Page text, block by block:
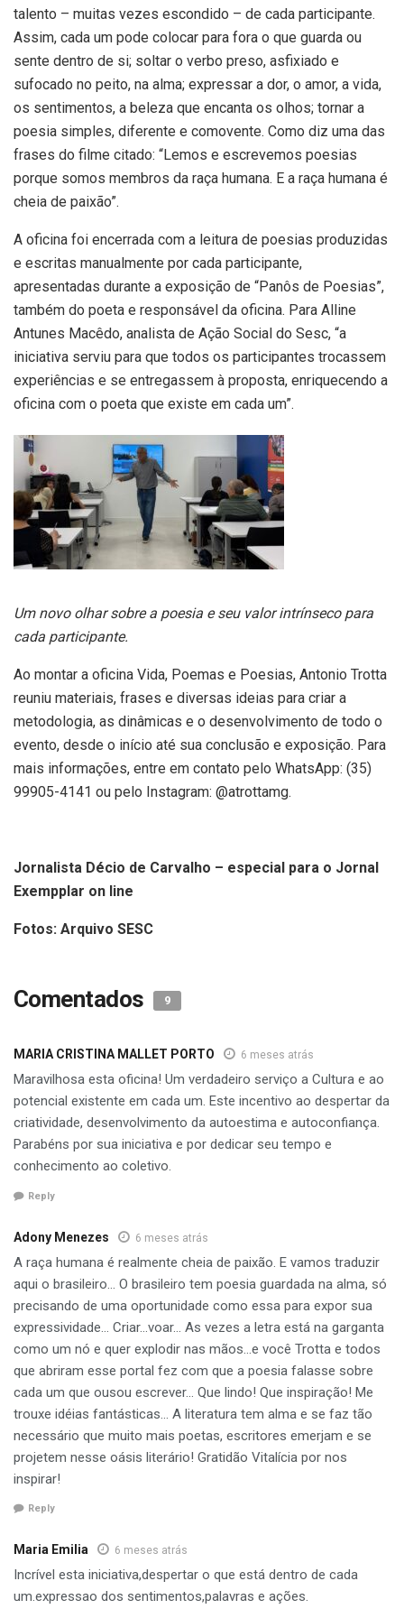
talento – muitas vezes escondido – de cada participante.
Assim, cada um pode colocar para fora o que guarda ou
sente dentro de si; soltar o verbo preso, asfixiado e
sufocado no peito, na alma; expressar a dor, o amor, a vida,
os sentimentos, a beleza que encanta os olhos; tornar a
poesia simples, diferente e comovente. Como diz uma das
frases do filme citado: “Lemos e escrevemos poesias
porque somos membros da raça humana. E a raça humana é
cheia de paixão”.
A oficina foi encerrada com a leitura de poesias produzidas
e escritas manualmente por cada participante,
apresentadas durante a exposição de “Panôs de Poesias”,
também do poeta e responsável da oficina. Para Alline
Antunes Macêdo, analista de Ação Social do Sesc, “a
iniciativa serviu para que todos os participantes trocassem
experiências e se entregassem à proposta, enriquecendo a
oficina com o poeta que existe em cada um”.
Um novo olhar sobre a poesia e seu valor intrínseco para
cada participante.
Ao montar a oficina Vida, Poemas e Poesias, Antonio Trotta
reuniu materiais, frases e diversas ideias para criar a
metodologia, as dinâmicas e o desenvolvimento de todo o
evento, desde o início até sua conclusão e exposição. Para
mais informações, entre em contato pelo WhatsApp: (35)
99905-4141 ou pelo Instagram: @atrottamg.
Jornalista Décio de Carvalho – especial para o Jornal
Exempplar on line
Fotos: Arquivo SESC
Comentados 9
MARIA CRISTINA MALLET PORTO 6 meses atrás
Maravilhosa esta oficina! Um verdadeiro serviço a Cultura e ao
potencial existente em cada um. Este incentivo ao despertar da
criatividade, desenvolvimento da autoestima e autoconfiança.
Parabéns por sua iniciativa e por dedicar seu tempo e
conhecimento ao coletivo.
Reply
Adony Menezes 6 meses atrás
A raça humana é realmente cheia de paixão. E vamos traduzir
aqui o brasileiro… O brasileiro tem poesia guardada na alma, só
precisando de uma oportunidade como essa para expor sua
expressividade… Criar…voar… As vezes a letra está na garganta
como um nó e quer explodir nas mãos…e você Trotta e todos
que abriram esse portal fez com que a poesia falasse sobre
cada um que ousou escrever… Que lindo! Que inspiração! Me
trouxe idéias fantásticas… A literatura tem alma e se faz tão
necessário que muito mais poetas, escritores emerjam e se
projetem nesse oásis literário! Gratidão Vitalícia por nos
inspirar!
Reply
Maria Emilia 6 meses atrás
Incrível esta iniciativa,despertar o que está dentro de cada
um.expressao dos sentimentos,palavras e ações.